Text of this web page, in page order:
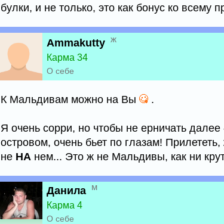
булки, и не только, это как бонус ко всему
Ammakutty ж
Карма 34
О себе
К Мальдивам можно на Вы .
Я очень сорри, но чтобы не ерничать
островом, очень бьет по глазам!
не НА нем... Это ж не Мальдивы, как ни
Данила м
Карма 4
О себе